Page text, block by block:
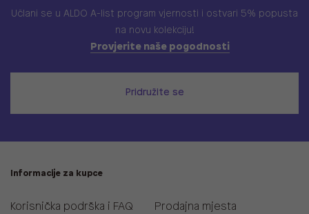
Učlani se u ALDO A-list program vjernosti i ostvari 5% popusta
na novu kolekciju!
Provjerite naše pogodnosti
Pridružite se
Informacije za kupce
Korisnička podrška i FAQ Prodajna mjesta